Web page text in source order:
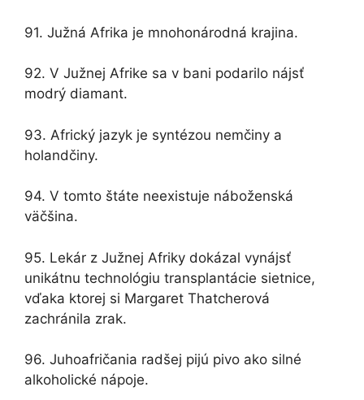
91. Južná Afrika je mnohonárodná krajina.
92. V Južnej Afrike sa v bani podarilo nájsť
modrý diamant.
93. Africký jazyk je syntézou nemčiny a
holandčiny.
94. V tomto štáte neexistuje náboženská
väčšina.
95. Lekár z Južnej Afriky dokázal vynájsť
unikátnu technológiu transplantácie sietnice,
vďaka ktorej si Margaret Thatcherová
zachránila zrak.
96. Juhoafričania radšej pijú pivo ako silné
alkoholické nápoje.